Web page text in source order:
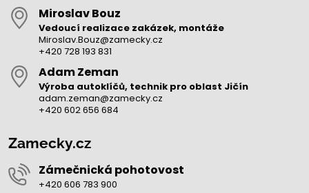
Miroslav Bouz
Vedoucí realizace zakázek, montáže
Miroslav.Bouz@zamecky.cz
+420 728 193 831
Adam Zeman
Výroba autoklíčů, technik pro oblast Jičín
adam.zeman@zamecky.cz
+420 602 656 684
Zamecky.cz
Zámečnická pohotovost
+420 606 783 900